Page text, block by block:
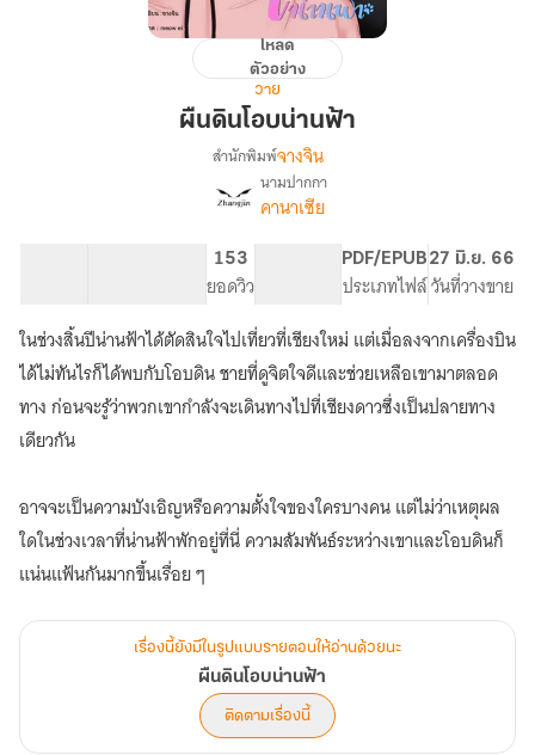
โอบ
โหลด
ตัวอย่าง
วาย
ผืนดินโอบน่านฟ้า
เรื่อง
ผืน
สำนักพิมพ์จางจิน
นามปากกา
คานาเซีย
153
ยอดวิว
PDF/EPUB
ประเภทไฟล์
27 มิ.ย. 66
วันที่วางขาย
ในช่วงสิ้นปีน่านฟ้าได้ตัดสินใจไปเที่ยวที่เชียงใหม่ แต่เมื่อลงจากเครื่องบิน
ได้ไม่ทันไรก็ได้พบกับโอบดิน ชายที่ดูจิตใจดีและช่วยเหลือเขามาตลอด
ทาง ก่อนจะรู้ว่าพวกเขากำลังจะเดินทางไปที่เชียงดาวซึ่งเป็นปลายทาง
เดียวกัน
อาจจะเป็นความบังเอิญหรือความตั้งใจของใครบางคน แต่ไม่ว่าเหตุผล
ใดในช่วงเวลาที่น่านฟ้าพักอยู่ที่นี่ ความสัมพันธ์ระหว่างเขาและโอบดินก็
แน่นแฟ้นกันมากขึ้นเรื่อย ๆ
เรื่องนี้ยังมีในรูปแบบรายตอนให้อ่านด้วยนะ
ผืนดินโอบน่านฟ้า
ติดตามเรื่องนี้